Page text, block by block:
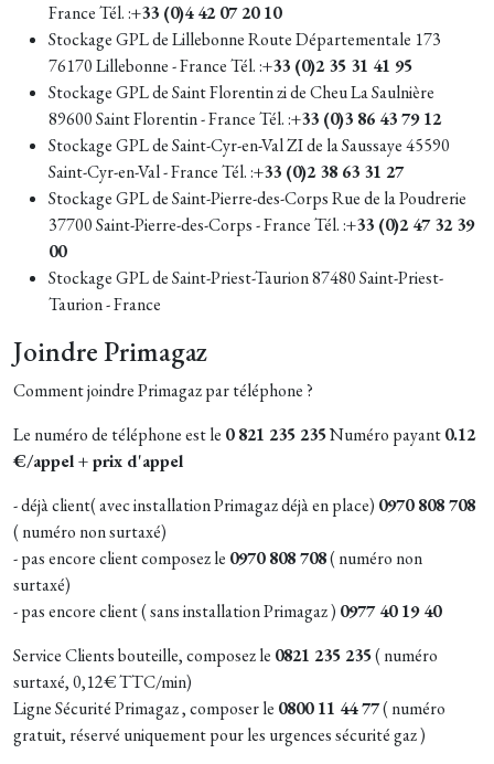
France Tél. :+33 (0)4 42 07 20 10
Stockage GPL de Lillebonne Route Départementale 173
76170 Lillebonne - France Tél. :+33 (0)2 35 31 41 95
Stockage GPL de Saint Florentin zi de Cheu La Saulnière
89600 Saint Florentin - France Tél. :+33 (0)3 86 43 79 12
Stockage GPL de Saint-Cyr-en-Val ZI de la Saussaye 45590
Saint-Cyr-en-Val - France Tél. :+33 (0)2 38 63 31 27
Stockage GPL de Saint-Pierre-des-Corps Rue de la Poudrerie
37700 Saint-Pierre-des-Corps - France Tél. :+33 (0)2 47 32 39
00
Stockage GPL de Saint-Priest-Taurion 87480 Saint-Priest-
Taurion - France
Joindre Primagaz
Comment joindre Primagaz par téléphone ?
Le numéro de téléphone est le 0 821 235 235Numéro payant0.12
€/appel + prix d'appel
- déjà client( avec installation Primagaz déjà en place) 0970 808 708
( numéro non surtaxé)
- pas encore client composez le 0970 808 708( numéro non
surtaxé)
- pas encore client ( sans installation Primagaz ) 0977 40 19 40
Service Clients bouteille, composez le 0821 235 235( numéro
surtaxé, 0,12€ TTC/min)
Ligne Sécurité Primagaz , composer le 0800 11 44 77( numéro
gratuit, réservé uniquement pour les urgences sécurité gaz )